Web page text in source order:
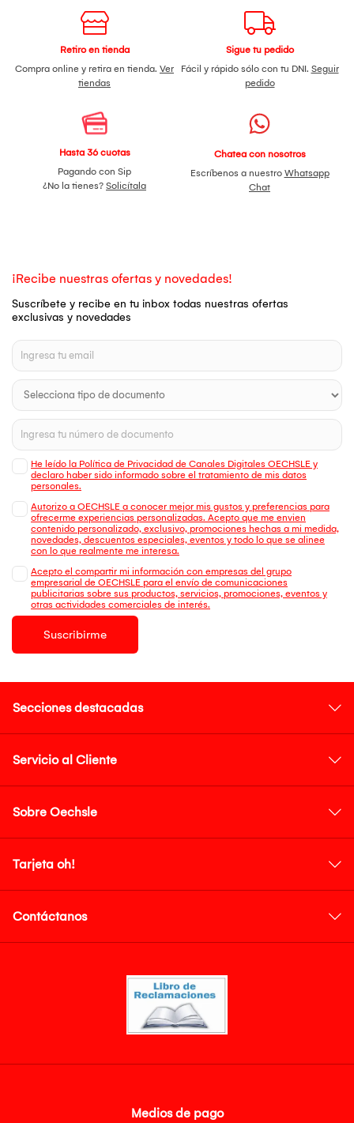
Retiro en tienda
Compra online y retira en tienda. Ver
tiendas
Sigue tu pedido
Fácil y rápido sólo con tu DNI. Seguir
pedido
Hasta 36 cuotas
Pagando con Sip
¿No la tienes? Solicítala
Chatea con nosotros
Escríbenos a nuestro Whatsapp
Chat
¡Recibe nuestras ofertas y novedades!
Suscríbete y recibe en tu inbox todas nuestras ofertas
exclusivas y novedades
He leído la Política de Privacidad de Canales Digitales OECHSLE y
declaro haber sido informado sobre el tratamiento de mis datos
personales.
Autorizo a OECHSLE a conocer mejor mis gustos y preferencias para
ofrecerme experiencias personalizadas. Acepto que me envien
contenido personalizado, exclusivo, promociones hechas a mi medida,
novedades, descuentos especiales, eventos y todo lo que se alinee
con lo que realmente me interesa.
Acepto el compartir mi información con empresas del grupo
empresarial de OECHSLE para el envío de comunicaciones
publicitarias sobre sus productos, servicios, promociones, eventos y
otras actividades comerciales de interés.
Suscribirme
Secciones destacadas
Servicio al Cliente
Sobre Oechsle
Tarjeta oh!
Contáctanos
Medios de pago